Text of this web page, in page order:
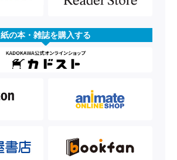
紙の本・雑誌を購入する